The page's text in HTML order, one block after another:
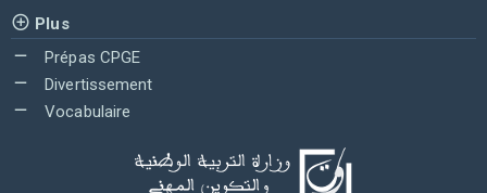
Plus
Prépas CPGE
Divertissement
Vocabulaire